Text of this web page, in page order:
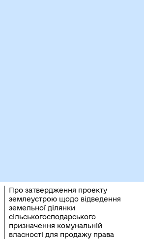
Про затвердження проекту
землеустрою щодо відведення
земельної ділянки
сільськогосподарського
призначення комунальній
власності для продажу права